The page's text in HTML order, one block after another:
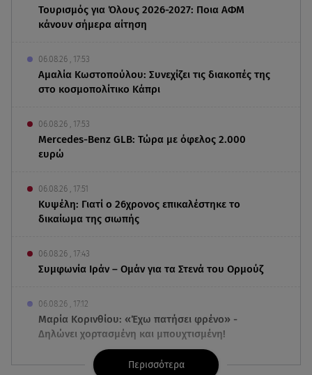
Τουρισμός για Όλους 2026-2027: Ποια ΑΦΜ
κάνουν σήμερα αίτηση
06.08.26 , 17:53
Αμαλία Κωστοπούλου: Συνεχίζει τις διακοπές της
στο κοσμοπολίτικο Κάπρι
06.08.26 , 17:53
Mercedes-Benz GLB: Τώρα με όφελος 2.000
ευρώ
06.08.26 , 17:51
Κυψέλη: Γιατί ο 26χρονος επικαλέστηκε το
δικαίωμα της σιωπής
06.08.26 , 17:43
Συμφωνία Ιράν – Ομάν για τα Στενά του Ορμούζ
06.08.26 , 17:12
Μαρία Κορινθίου: «Έχω πατήσει φρένο» -
Δηλώνει χορτασμένη και μπουχτισμένη!
06.08.26 , 16:57 Περισσότερα